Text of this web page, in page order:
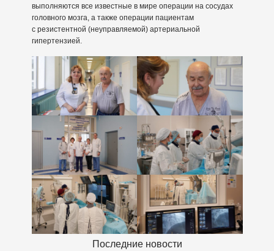
выполняются все известные в мире операции на сосудах
головного мозга, а также операции пациентам
с резистентной (неуправляемой) артериальной
гипертензией.
Последние новости